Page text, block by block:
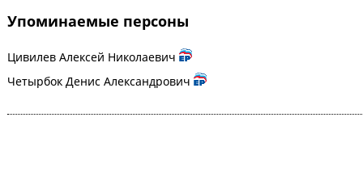
Упоминаемые персоны
Цивилев Алексей Николаевич
Четырбок Денис Александрович